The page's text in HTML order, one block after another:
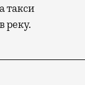
такси
в реку.